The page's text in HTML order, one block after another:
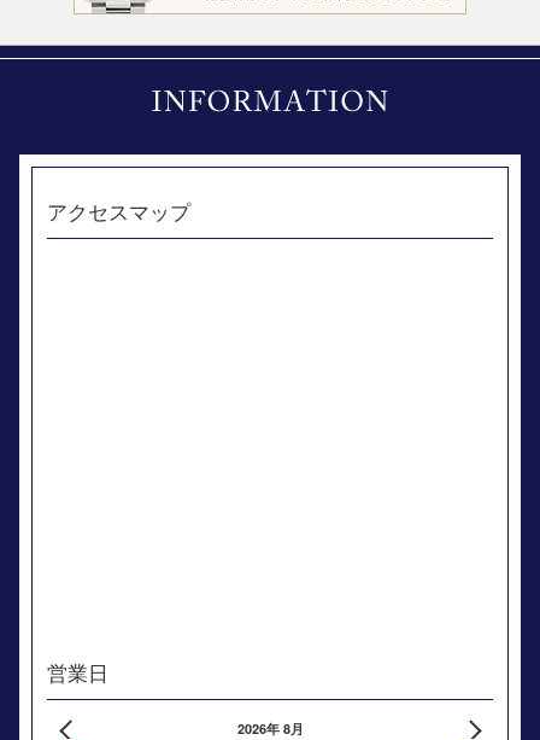
アクセスマップ
営業日
2026年 8月